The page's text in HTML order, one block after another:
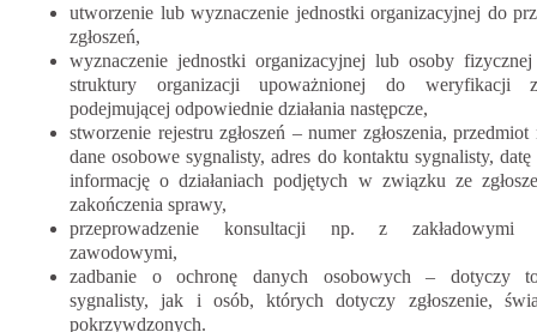
utworzenie lub wyznaczenie jednostki organizacyjnej do
zgłoszeń,
wyznaczenie jednostki organizacyjnej lub osoby
struktury organizacji upoważnionej do weryfikacji
podejmującej odpowiednie działania następcze,
stworzenie rejestru zgłoszeń – numer zgłoszenia, przedmiot
dane osobowe sygnalisty, adres do kontaktu sygnalisty, datę
informację o działaniach podjętych w związku ze
zakończenia sprawy,
przeprowadzenie konsultacji np. z zakładowymi
zawodowymi,
zadbanie o ochronę danych osobowych – dotyczy
sygnalisty, jak i osób, których dotyczy zgłoszenie,
pokrzywdzonych.